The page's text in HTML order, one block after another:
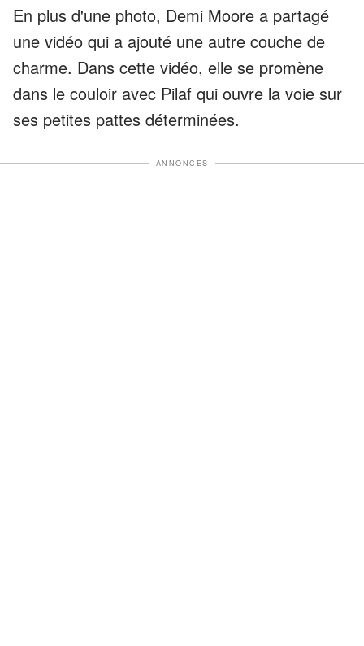
En plus d'une photo, Demi Moore a partagé
une vidéo qui a ajouté une autre couche de
charme. Dans cette vidéo, elle se promène
dans le couloir avec Pilaf qui ouvre la voie sur
ses petites pattes déterminées.
ANNONCES